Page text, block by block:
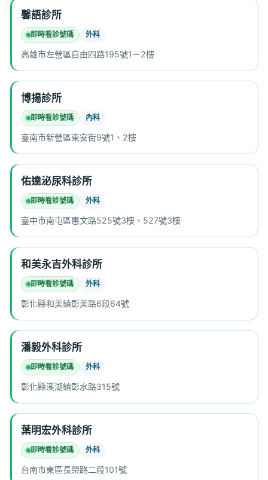
馨語診所
即時看診號碼 外科
高雄市左營區自由四路195號1－2樓
博揚診所
即時看診號碼 內科
臺南市新營區東安街9號1、2樓
佑達泌尿科診所
即時看診號碼 外科
臺中市南屯區惠文路525號3樓、527號3樓
和美永吉外科診所
即時看診號碼 外科
彰化縣和美鎮彰美路6段64號
潘毅外科診所
即時看診號碼 外科
彰化縣溪湖鎮彰水路315號
葉明宏外科診所
即時看診號碼 外科
台南市東區長榮路二段101號